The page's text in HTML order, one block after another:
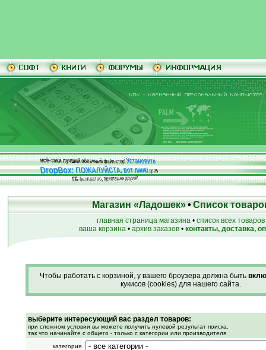
всё-таки лучший облачный файл-стор!Установите
DropBox: ПОЖАЛУЙСТА, вот линк!До25
ГБбесплатно, приглашая друзей!
Магазин «Ладошек»•Список
главная страница магазина • список всех товаров
ваша корзина • архив заказов • контакты, доставка,
Чтобы работать с корзиной, у вашего броузера должна быть
кукисов (cookies) для нашего сайта.
выберите интересующий вас раздел товаров:
при сложном условии вы можете получить нулевой результат поиска,
так что начинайте с общего - только с категории или производителя
категория